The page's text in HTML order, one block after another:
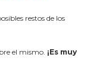
restos de los
el mismo. ¡Es muy